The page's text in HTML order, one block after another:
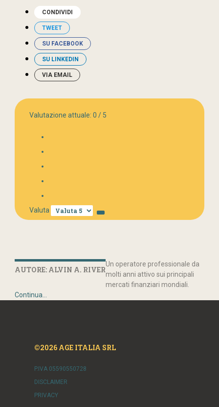
CONDIVIDI
TWEET
SU FACEBOOK
SU LINKEDIN
VIA EMAIL
Valutazione attuale: 0 / 5
Valuta
AUTORE: ALVIN A. RIVER
Un operatore professionale da
molti anni attivo sui principali
mercati finanziari mondiali.
Continua...
©2026 AGE ITALIA SRL
P.IVA 05590550728
DISCLAIMER
PRIVACY